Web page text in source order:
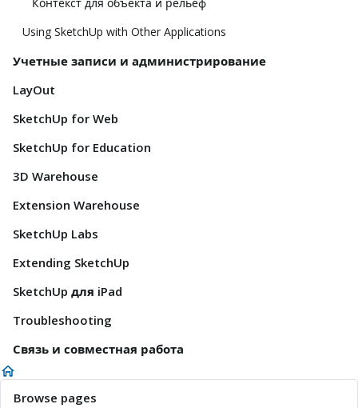
Using SketchUp with Other Applications
Учетные записи и администрирование
LayOut
SketchUp for Web
SketchUp for Education
3D Warehouse
Extension Warehouse
SketchUp Labs
Extending SketchUp
SketchUp для iPad
Troubleshooting
Связь и совместная работа
Browse pages